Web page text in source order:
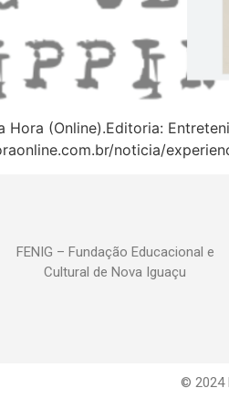
Hora (Online).Editoria:
noticia/
FENIG – Fundação Educacional e
Cultural de Nova Iguaçu
© 2024